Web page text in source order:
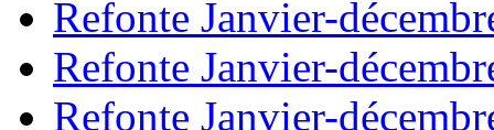
Refonte Janvier-
Refonte Janvier-
Refonte Janvier-